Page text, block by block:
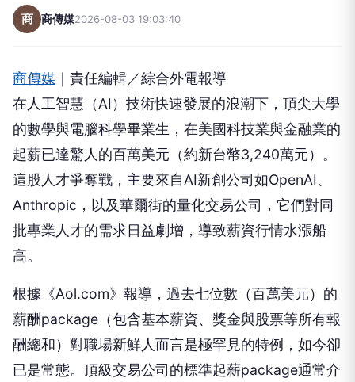
商 商傳媒2026-08-03 19:03:40
商傳媒 ｜責任編輯／綜合外電報導
在人工智慧（AI）技術快速發展的浪潮下，頂尖大學
的數學與電腦科學畢業生，在美國科技業與金融業的
起薪已達驚人的百萬美元（約新台幣3,240萬元）。
這股人才爭奪戰，主要來自AI新創公司如OpenAI、
Anthropic，以及華爾街的量化交易公司，它們對同
批專業人才的需求日益劇增，導致薪資行情水漲船
高。
根據《Aol.com》報導，過去七位數（百萬美元）的
薪酬package（包含基本薪資、獎金與股票等所有報
酬總和）對職場新鮮人而言是極罕見的特例，如今卻
已是常態。頂級交易公司的標準起薪package通常介